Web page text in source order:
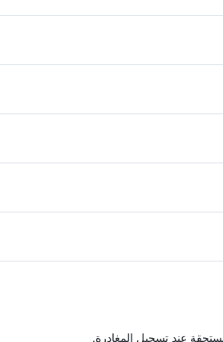
عند تسجيل المغادرة.